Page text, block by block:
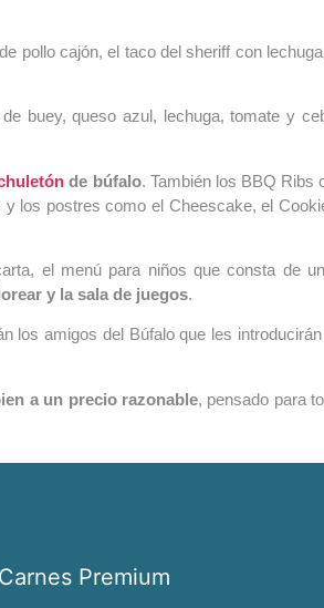
pollo cajón, el taco del sheriff con
buey, queso azul, lechuga, tomate y
de búfalo. También los BBQ Ribs
los postres como el Cheescake, el
el menú para niños que consta de
y la sala de juegos.
los amigos del Búfalo que les
a un precio razonable, pensado para
Carnes Premium